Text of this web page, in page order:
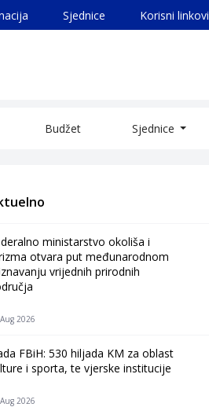
Sjednice Korisni linkovi
Budžet Sjednice
ministarstvo okoliša i
otvara put međunarodnom
vrijednih prirodnih
2026
FBiH: 530 hiljada KM za oblast
i sporta, te vjerske institucije
2026